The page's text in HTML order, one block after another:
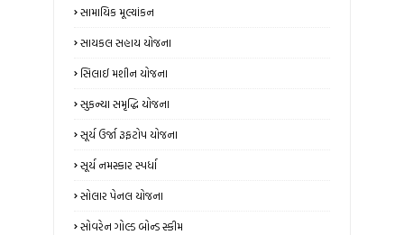
સામાયિક મૂલ્યાંકન
સાયકલ સહાય યોજના
સિલાઈ મશીન યોજના
સુકન્યા સમૃદ્ધિ યોજના
સૂર્ય ઉર્જા રૂફટોપ યોજના
સૂર્ય નમસ્કાર સ્પર્ધા
સોલાર પેનલ યોજના
સોવરેન ગોલ્ડ બોન્ડ સ્કીમ